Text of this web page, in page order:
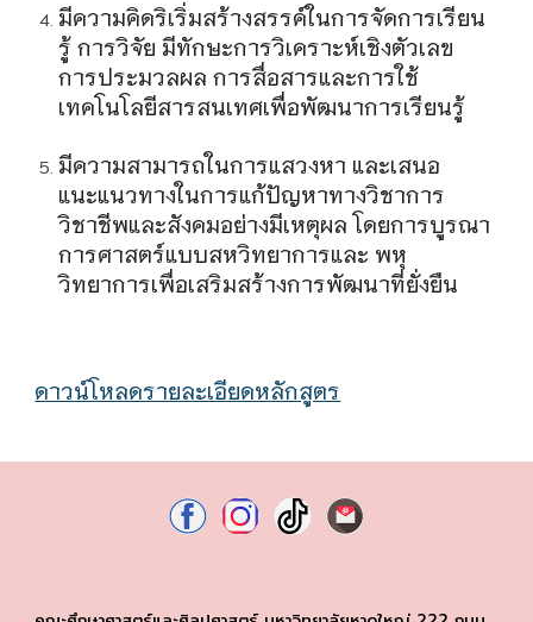
มีความคิดริเริ่มสร้างสรรค์ในการจัดการเรียน
รู้ การวิจัย มีทักษะการวิเคราะห์เชิงตัวเลข
การประมวลผล การสื่อสารและการใช้
เทคโนโลยีสารสนเทศเพื่อพัฒนาการเรียนรู้
มีความสามารถในการแสวงหา และเสนอ
แนะแนวทางในการแก้ปัญหาทางวิชาการ
วิชาชีพและสังคมอย่างมีเหตุผล โดยการบูรณา
การศาสตร์แบบสหวิทยาการและ พหุ
วิทยาการเพื่อเสริมสร้างการพัฒนาที่ยั่งยืน
ดาวน์โหลดรายละเอียดหลักสูตร